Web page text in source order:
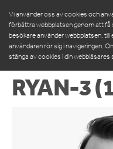
Vi använder oss av cookies och
förbättra webbplatsen genom att få
besökare använder webbplatsen,
användaren rör sig i navigeringen.
stänga av cookies i din webbläsares
SERVICE &
RYAN-3